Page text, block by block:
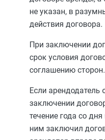
не указан, в
действия договора.
При заключении
срок условия
соглашению сторон.
Если арендодатель
заключении
течение года со
ним заключил